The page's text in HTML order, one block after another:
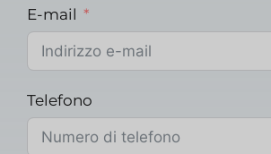
E-mail
Telefono